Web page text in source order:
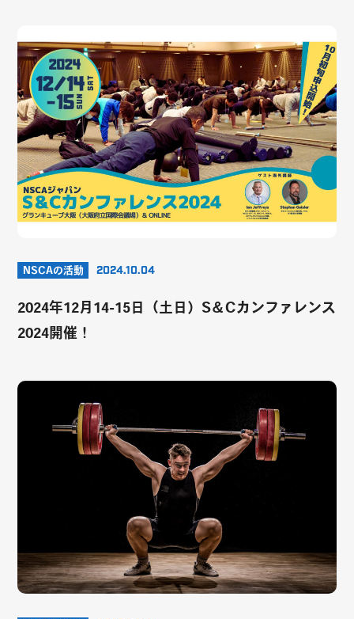
NSCAの活動 2024.10.04
2024年12月14-15日（土日）S＆Cカンファレンス
2024開催！